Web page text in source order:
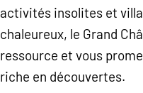
activités insolites et
chaleureux, le Grand
ressource et vous
riche en découvertes.